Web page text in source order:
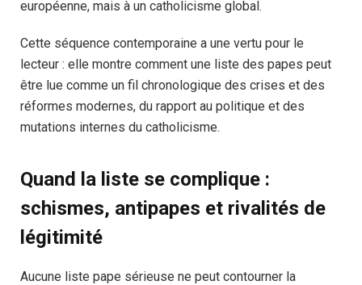
européenne, mais à un catholicisme global.
Cette séquence contemporaine a une vertu pour le
lecteur : elle montre comment une liste des papes peut
être lue comme un fil chronologique des crises et des
réformes modernes, du rapport au politique et des
mutations internes du catholicisme.
Quand la liste se complique :
schismes, antipapes et rivalités de
légitimité
Aucune liste pape sérieuse ne peut contourner la